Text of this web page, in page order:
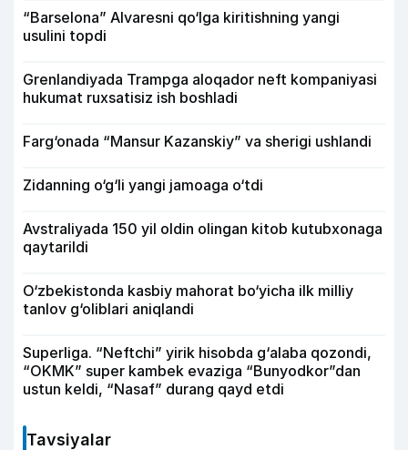
“Barselona” Alvaresni qo‘lga kiritishning yangi
usulini topdi
Grenlandiyada Trampga aloqador neft kompaniyasi
hukumat ruxsatisiz ish boshladi
Farg‘onada “Mansur Kazanskiy” va sherigi ushlandi
Zidanning o‘g‘li yangi jamoaga o‘tdi
Avstraliyada 150 yil oldin olingan kitob kutubxonaga
qaytarildi
O‘zbekistonda kasbiy mahorat bo‘yicha ilk milliy
tanlov g‘oliblari aniqlandi
Superliga. “Neftchi” yirik hisobda g‘alaba qozondi,
“OKMK” super kambek evaziga “Bunyodkor”dan
ustun keldi, “Nasaf” durang qayd etdi
Tavsiyalar